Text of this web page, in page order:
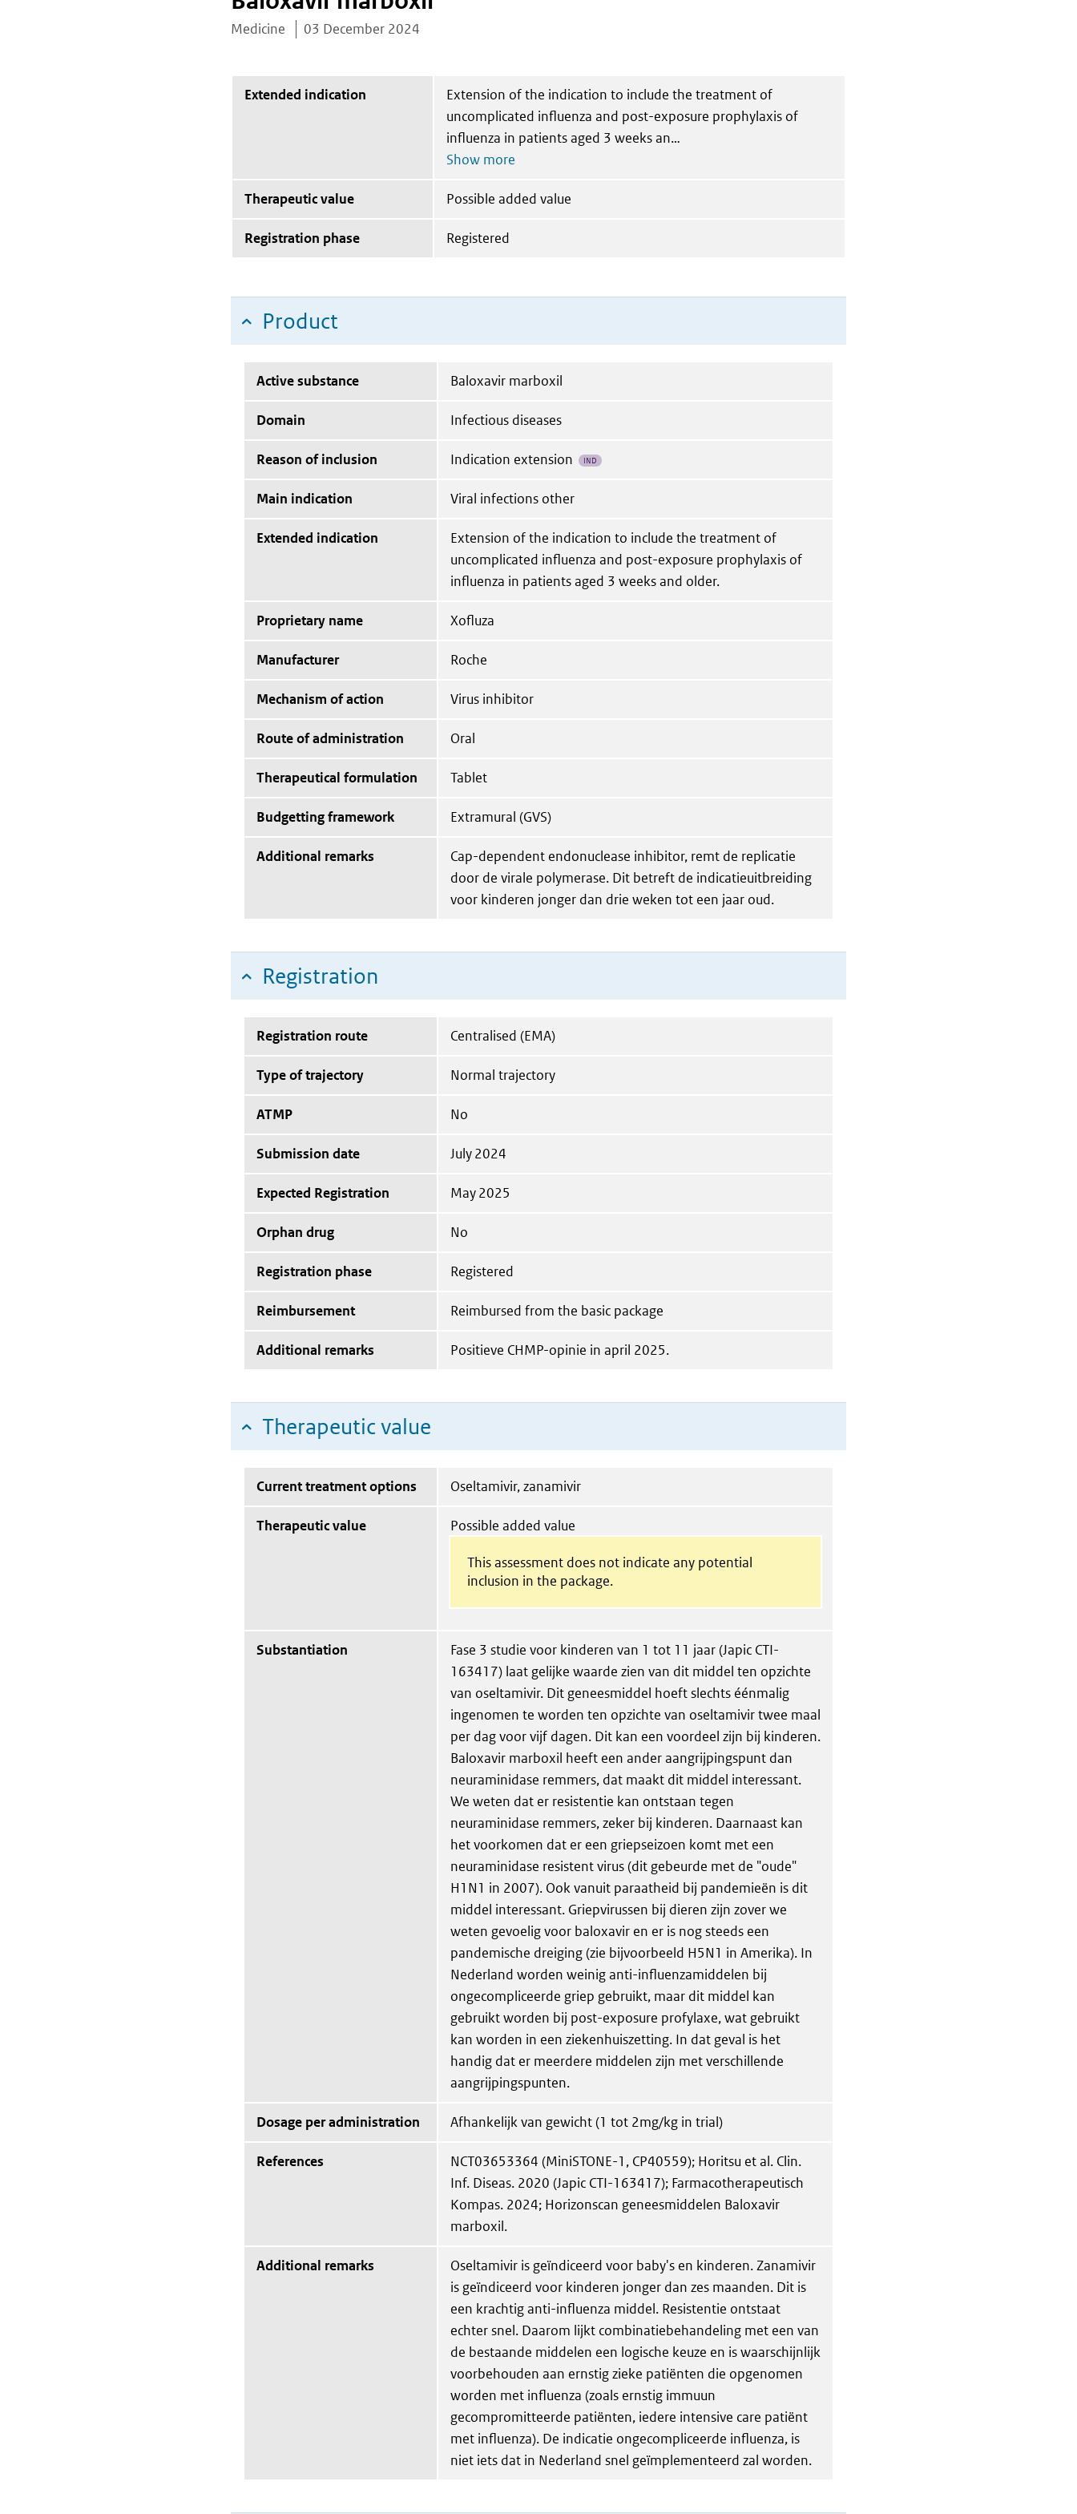
Medicine 03 December 2024
Extended indication
Extension of the indication to include the treatment of
uncomplicated influenza and post-exposure prophylaxis of
influenza in patients aged 3 weeks an
Therapeutic value Possible added value
Registration phase Registered
Product
Active substance Baloxavir marboxil
Domain Infectious diseases
Reason of inclusion Indication extension IND
Main indication Viral infections other
Extended indication
Extension of the indication to include the treatment of
uncomplicated influenza and post-exposure prophylaxis of
influenza in patients aged 3 weeks and older.
Proprietary name Xofluza
Manufacturer Roche
Mechanism of action Virus inhibitor
Route of administration Oral
Therapeutical formulation Tablet
Budgetting framework Extramural (GVS)
Additional remarks
Cap-dependent endonuclease inhibitor, remt de replicatie
door de virale polymerase. Dit betreft de indicatieuitbreiding
voor kinderen jonger dan drie weken tot een jaar oud.
Registration
Registration route Centralised (EMA)
Type of trajectory Normal trajectory
ATMP No
Submission date July 2024
Expected Registration May 2025
Orphan drug No
Registration phase Registered
Reimbursement Reimbursed from the basic package
Additional remarks Positieve CHMP-opinie in april 2025.
Therapeutic value
Current treatment options Oseltamivir, zanamivir
Therapeutic value Possible added value
This assessment does not indicate any potential
inclusion in the package.
Substantiation
Fase 3 studie voor kinderen van 1 tot 11 jaar (Japic CTI-
163417) laat gelijke waarde zien van dit middel ten opzichte
van oseltamivir. Dit geneesmiddel hoeft slechts éénmalig
ingenomen te worden ten opzichte van oseltamivir twee maal
per dag voor vijf dagen. Dit kan een voordeel zijn bij kinderen.
Baloxavir marboxil heeft een ander aangrijpingspunt dan
neuraminidase remmers, dat maakt dit middel interessant.
We weten dat er resistentie kan ontstaan tegen
neuraminidase remmers, zeker bij kinderen. Daarnaast kan
het voorkomen dat er een griepseizoen komt met een
neuraminidase resistent virus (dit gebeurde met de "oude"
H1N1 in 2007). Ook vanuit paraatheid bij pandemieën is dit
middel interessant. Griepvirussen bij dieren zijn zover we
weten gevoelig voor baloxavir en er is nog steeds een
pandemische dreiging (zie bijvoorbeeld H5N1 in Amerika). In
Nederland worden weinig anti-influenzamiddelen bij
ongecompliceerde griep gebruikt, maar dit middel kan
gebruikt worden bij post-exposure profylaxe, wat gebruikt
kan worden in een ziekenhuiszetting. In dat geval is het
handig dat er meerdere middelen zijn met verschillende
aangrijpingspunten.
Dosage per administration Afhankelijk van gewicht (1 tot 2mg/kg in trial)
References
NCT03653364 (MiniSTONE-1, CP40559); Horitsu et al. Clin.
Inf. Diseas. 2020 (Japic CTI-163417); Farmacotherapeutisch
Kompas. 2024; Horizonscan geneesmiddelen Baloxavir
marboxil.
Additional remarks
Oseltamivir is geïndiceerd voor baby's en kinderen. Zanamivir
is geïndiceerd voor kinderen jonger dan zes maanden. Dit is
een krachtig anti-influenza middel. Resistentie ontstaat
echter snel. Daarom lijkt combinatiebehandeling met een van
de bestaande middelen een logische keuze en is waarschijnlijk
voorbehouden aan ernstig zieke patiënten die opgenomen
worden met influenza (zoals ernstig immuun
gecompromitteerde patiënten, iedere intensive care patiënt
met influenza). De indicatie ongecompliceerde influenza, is
niet iets dat in Nederland snel geïmplementeerd zal worden.